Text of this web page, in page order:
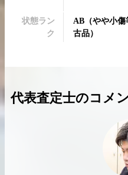
状態ラン
ク
AB （やや小傷
古品）
代表査定士のコメ